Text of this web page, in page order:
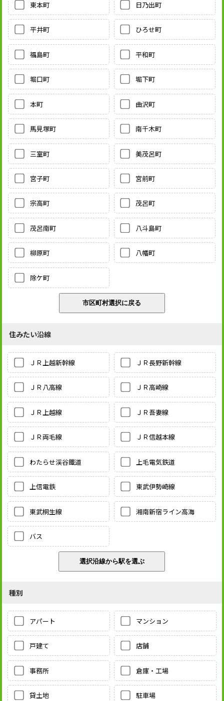
東本町 日乃出町
平井町 ひろせ町
福島町 平和町
堀口町 堀下町
本町 曲沢町
馬見塚町 南千木町
三室町 美茂呂町
宮子町 宮前町
宗高町 茂呂町
茂呂南町 八斗島町
柳原町 八幡町
除ケ町
住みたい沿線
ＪＲ上越新幹線 ＪＲ長野新幹線
ＪＲ八高線 ＪＲ高崎線
ＪＲ上越線 ＪＲ吾妻線
ＪＲ両毛線 ＪＲ信越本線
わたらせ渓谷鐵道 上毛電気鉄道
上信電鉄 東武伊勢崎線
東武桐生線 湘南新宿ライン高海
バス
種別
アパート マンション
戸建て 店舗
事務所 倉庫・工場
貸土地 駐車場